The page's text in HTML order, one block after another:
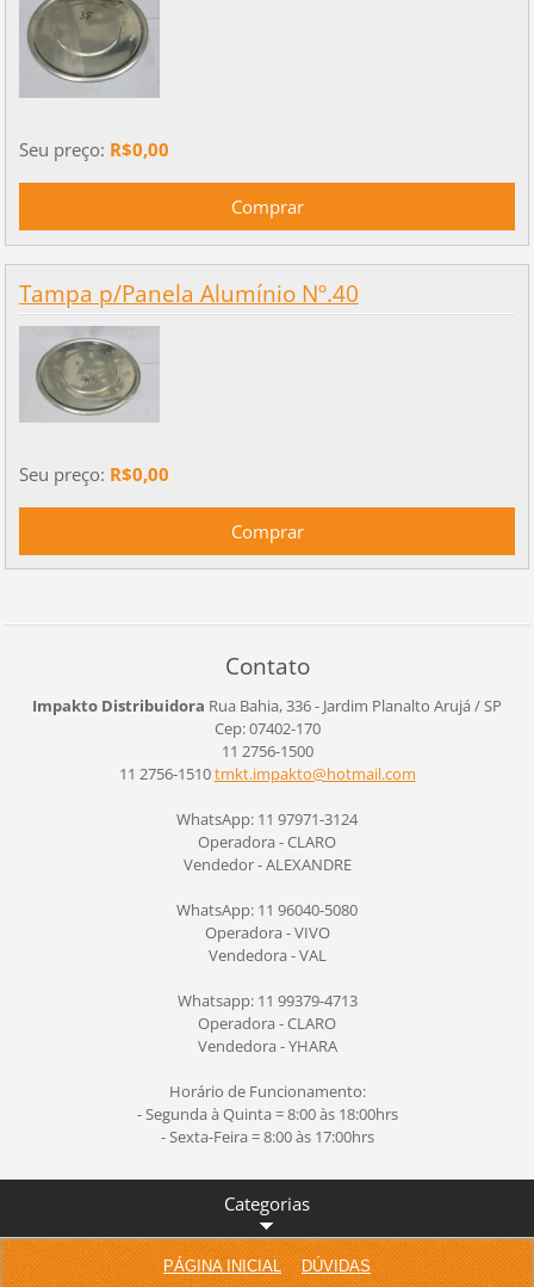
Seu preço: R$0,00
Tampa p/Panela Alumínio Nº.40
Seu preço: R$0,00
Contato
Impakto Distribuidora Rua Bahia, 336 - Jardim Planalto Arujá / SP
Cep: 07402-170
11 2756-1500
11 2756-1510tmkt.impakto@hotmail.com
WhatsApp: 11 97971-3124
Operadora - CLARO
Vendedor - ALEXANDRE
WhatsApp: 11 96040-5080
Operadora - VIVO
Vendedora - VAL
Whatsapp: 11 99379-4713
Operadora - CLARO
Vendedora - YHARA
Horário de Funcionamento:
- Segunda à Quinta = 8:00 às 18:00hrs
- Sexta-Feira = 8:00 às 17:00hrs
Categorias
PÁGINA INICIAL DÚVIDAS